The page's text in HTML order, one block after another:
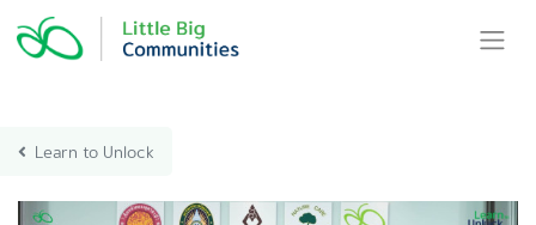
content
Learn to Unlock